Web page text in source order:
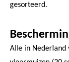
gesorteerd.
Alle in Nederland